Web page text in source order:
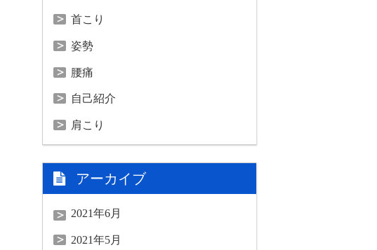
首こり
姿勢
腰痛
自己紹介
肩こり
アーカイブ
2021年6月
2021年5月